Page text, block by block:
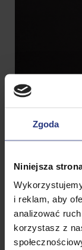
Zgoda
Niniejsza
i reklam, aby
analizować
korzystasz z